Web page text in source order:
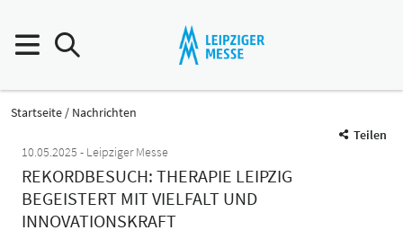
Startseite
Nachrichten
Teilen
10.05.2025
Leipziger Messe
REKORDBESUCH: THERAPIE LEIPZIG
BEGEISTERT MIT VIELFALT UND
INNOVATIONSKRAFT